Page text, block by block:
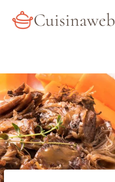
Cuisinaweb